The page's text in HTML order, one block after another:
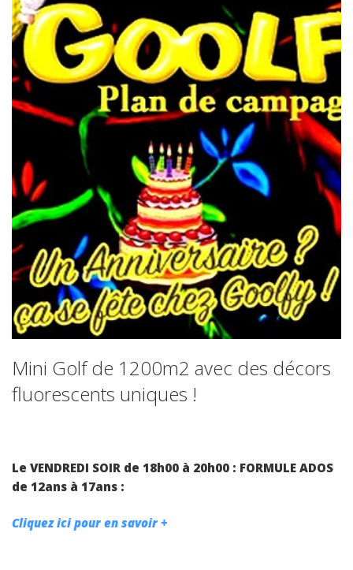
Mini Golf de 1200m2 avec des décors
fluorescents uniques !
Le VENDREDI SOIR de 18h00 à 20h00 : FORMULE ADOS
de 12ans à 17ans :
Cliquez ici pour en savoir +